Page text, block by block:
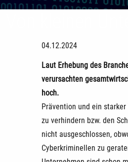
04.12.2024
Laut Erhebung des
verursachten
hoch.
Prävention und ein
zu verhindern bzw. den
nicht ausgeschlossen,
Cyberkriminellen zu